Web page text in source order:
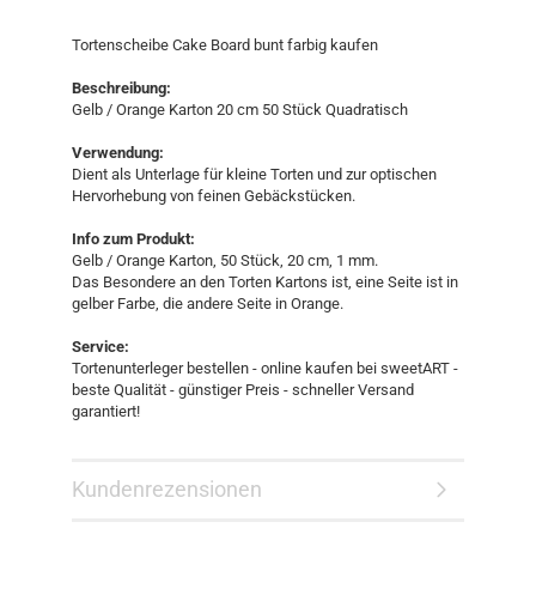
Tortenscheibe Cake Board bunt farbig kaufen
Beschreibung:
Gelb / Orange Karton 20 cm 50 Stück Quadratisch
Verwendung:
Dient als Unterlage für kleine Torten und zur optischen
Hervorhebung von feinen Gebäckstücken.
Info zum Produkt:
Gelb / Orange Karton, 50 Stück, 20 cm, 1 mm.
Das Besondere an den Torten Kartons ist, eine Seite ist in
gelber Farbe, die andere Seite in Orange.
Service:
Tortenunterleger bestellen - online kaufen bei sweetART -
beste Qualität - günstiger Preis - schneller Versand
garantiert!
Kundenrezensionen